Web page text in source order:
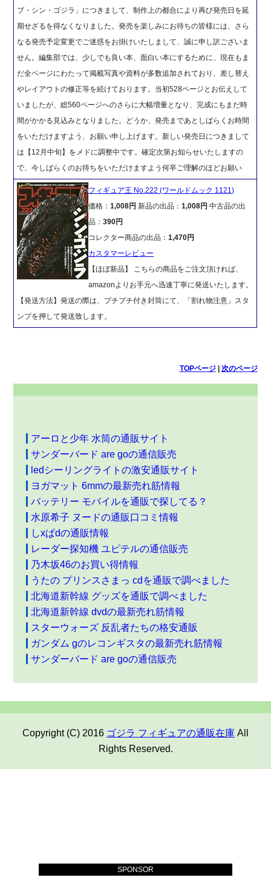
ブ・シン・ゴジラ」につきまして、制作上の都合により再び発売日を延
期せざるを得なくなりました。発売を楽しみにお待ちの皆様には、さら
なる発売予定変更でご迷惑をお掛けいたしまして、誠に申し訳ございま
せん。編集部では、少しでも良い本、面白い本にするために、現在もま
だ全ページにわたって掲載写真や資料が多数追加されており、差し替え
やレイアウトの修正等を続けております。当初528ページとお伝えして
いましたが、総560ページへのさらに大幅増量となり、完成にもまだ時
間がかかる見込みとなりました。どうか、発売まであとしばらくお時間
をいただけますよう、お願い申し上げます。新しい発売日につきまして
は【12月中旬】をメドに調整中です。確定次第お知らせいたしますの
で、今しばらくのお待ちをいただけますよう何卒ご理解のほどお願い
フィギュア王 No.222 (ワールドムック 1121)
価格：1,008円新品の出品：1,008円 中古品の出
品：390円
コレクター商品の出品：1,470円
カスタマーレビュー
【ほぼ新品】 こちらの商品をご注文頂ければ、
amazonよりお手元へ迅速丁寧に発送いたします。
【発送方法】発送の際は、プチプチ付き封筒にて、「割れ物注意」スタ
ンプを押して発送致します。
TOPページ| 次のページ
アーロと少年 水筒の通販サイト
サンダーバード are goの通信販売
ledシーリングライトの激安通販サイト
ヨガマット 6mmの最新売れ筋情報
バッテリー モバイルを通販で探してる？
水原希子 ヌードの通販口コミ情報
しxぱdの通販情報
レーダー探知機 ユピテルの通信販売
乃木坂46のお買い得情報
うたの プリンスさまっ cdを通販で調べました
北海道新幹線 グッズを通販で調べました
北海道新幹線 dvdの最新売れ筋情報
スターウォーズ 反乱者たちの格安通販
ガンダム gのレコンギスタの最新売れ筋情報
サンダーバード are goの通信販売
Copyright (C) 2016 ゴジラ フィギュアの通販在庫 All
Rights Reserved.
SPONSOR